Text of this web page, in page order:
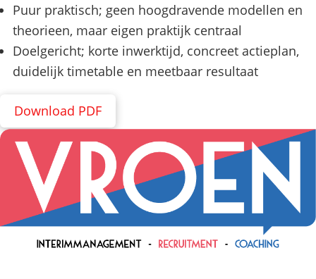
Puur praktisch; geen hoogdravende modellen en
theorieen, maar eigen praktijk centraal
Doelgericht; korte inwerktijd, concreet actieplan,
duidelijk timetable en meetbaar resultaat
Download PDF